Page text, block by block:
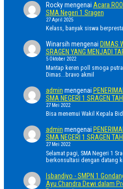
Rockymengenai Acara
SMA Negeri 1 Sragen
27 April 2025
Kelass, banyak siswa
Winarsih mengenai DIMAS
SRAGEN YANG MENJADI
5 Oktober 2022
Mantap keren poll smoga
Dimas...bravo akmil
admin mengenai
SMA NEGERI 1 SRAGEN
27 Mei 2022
Bisa menemui Wakil Kepala
admin mengenai
SMA NEGERI 1 SRAGEN
27 Mei 2022
Selamat pagi, SMA Negeri 1
berkonsultasi dengan datang
Isbandiyo - SMPN 1
Ayu Chandra Dewi dalam